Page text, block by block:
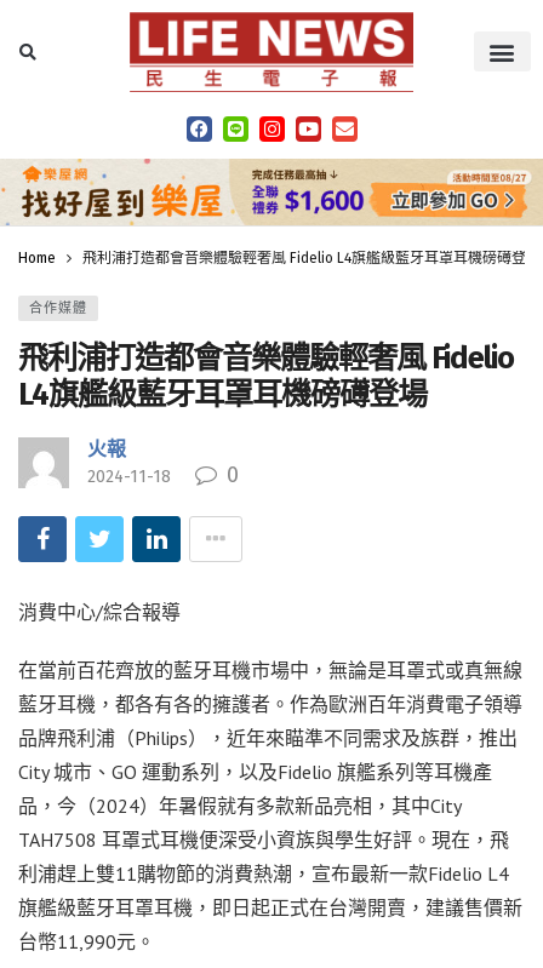
Home 飛利浦打造都會音樂體驗輕奢風 Fidelio L4旗艦級藍牙耳罩耳機磅礡登場
合作媒體
飛利浦打造都會音樂體驗輕奢風 Fidelio
L4旗艦級藍牙耳罩耳機磅礡登場
火報
2024-11-18 0
消費中心/綜合報導
在當前百花齊放的藍牙耳機市場中，無論是耳罩式或真無線
藍牙耳機，都各有各的擁護者。作為歐洲百年消費電子領導
品牌飛利浦（Philips），近年來瞄準不同需求及族群，推出
City 城市、GO 運動系列，以及Fidelio 旗艦系列等耳機產
品，今（2024）年暑假就有多款新品亮相，其中City
TAH7508 耳罩式耳機便深受小資族與學生好評。現在，飛
利浦趕上雙11購物節的消費熱潮，宣布最新一款Fidelio L4
旗艦級藍牙耳罩耳機，即日起正式在台灣開賣，建議售價新
台幣11,990元。